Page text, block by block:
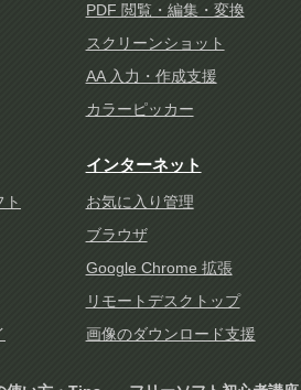
PDF 閲覧・編集・変換
スクリーンショット
AA 入力・作成支援
カラーピッカー
インターネット
お気に入り管理
ブラウザ
Google Chrome 拡張
リモートデスクトップ
画像のダウンロード支援